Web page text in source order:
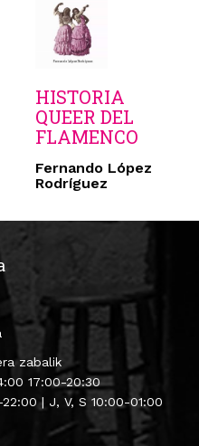
HISTORIA
QUEER DEL
FLAMENCO
Fernando López
Rodríguez
zabalik
17:00-20:30
| J, V, S 10:00-01:00